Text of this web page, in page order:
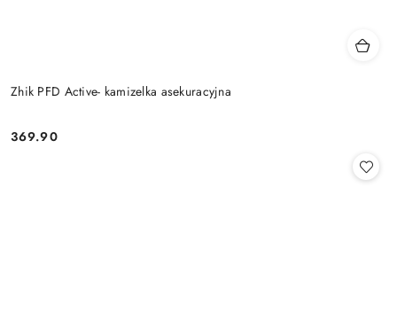
Zhik PFD Active- kamizelka asekuracyjna
Cena:
369.90